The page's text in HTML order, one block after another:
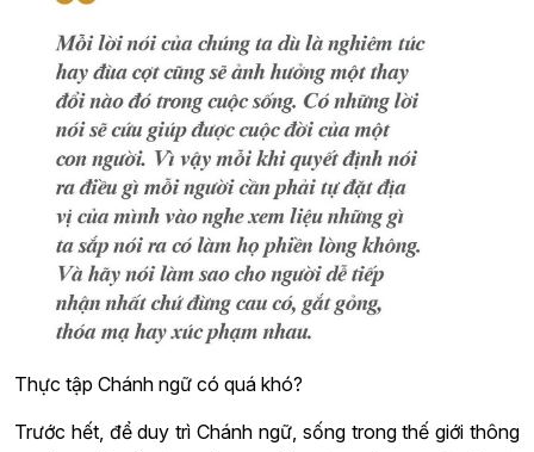
Thực tập Chánh ngữ có quá khó?
Trước hết, để duy trì Chánh ngữ, sống trong thế giới thông